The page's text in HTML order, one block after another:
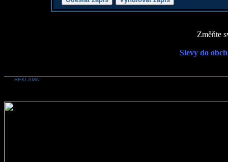
Změňte
Slevy do
REKLAMA